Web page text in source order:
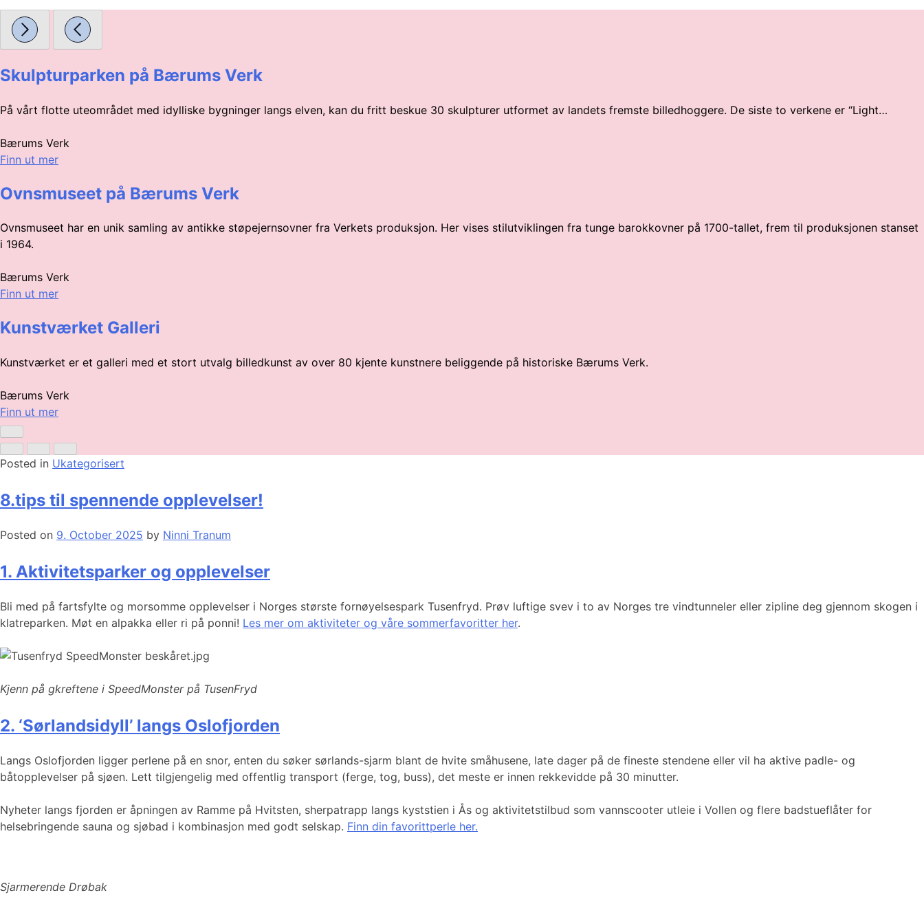
Skulpturparken på Bærums Verk
På vårt flotte uteområdet med idylliske bygninger langs elven, kan du fritt beskue 30 skulpturer utformet av landets fremste billedhoggere. De siste to verkene er “Light…
Bærums Verk
Finn ut mer
Ovnsmuseet på Bærums Verk
Ovnsmuseet har en unik samling av antikke støpejernsovner fra Verkets produksjon. Her vises stilutviklingen fra tunge barokkovner på 1700-tallet, frem til produksjonen stanset
i 1964.
Bærums Verk
Finn ut mer
Kunstværket Galleri
Kunstværket er et galleri med et stort utvalg billedkunst av over 80 kjente kunstnere beliggende på historiske Bærums Verk.
Bærums Verk
Finn ut mer
Posted in Ukategorisert
8.tips til spennende opplevelser!
Posted on 9. October 2025 by Ninni Tranum
1. Aktivitetsparker og opplevelser
Bli med på fartsfylte og morsomme opplevelser i Norges største fornøyelsespark Tusenfryd. Prøv luftige svev i to av Norges tre vindtunneler eller zipline deg gjennom skogen i
klatreparken. Møt en alpakka eller ri på ponni! Les mer om aktiviteter og våre sommerfavoritter her.
Kjenn på gkreftene i SpeedMonster på TusenFryd
2. ‘Sørlandsidyll’ langs Oslofjorden
Langs Oslofjorden ligger perlene på en snor, enten du søker sørlands-sjarm blant de hvite småhusene, late dager på de fineste stendene eller vil ha aktive padle- og
båtopplevelser på sjøen. Lett tilgjengelig med offentlig transport (ferge, tog, buss), det meste er innen rekkevidde på 30 minutter.
Nyheter langs fjorden er åpningen av Ramme på Hvitsten, sherpatrapp langs kyststien i Ås og aktivitetstilbud som vannscooter utleie i Vollen og flere badstueflåter for
helsebringende sauna og sjøbad i kombinasjon med godt selskap. Finn din favorittperle her.
Sjarmerende Drøbak